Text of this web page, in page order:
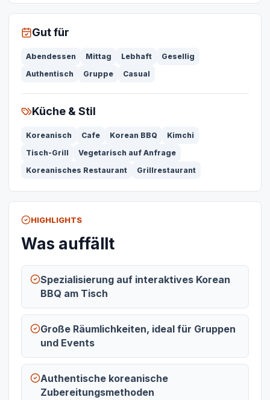
Gut für
Abendessen Mittag Lebhaft
Gesellig
Authentisch
Gruppe Casual
Küche & Stil
Koreanisch Cafe Korean BBQ
Kimchi
Tisch-Grill
Vegetarisch auf Anfrage
Koreanisches Restaurant
Grillrestaurant
HIGHLIGHTS
Was auffällt
Spezialisierung auf interaktives Korean
BBQ am Tisch
Große Räumlichkeiten, ideal für Gruppen
und Events
Authentische koreanische
Zubereitungsmethoden